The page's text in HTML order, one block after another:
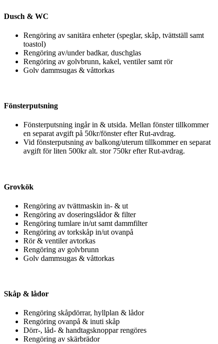
Dusch & WC
Rengöring av sanitära enheter (speglar, skåp, tvättställ samt
toastol)
Rengöring av/under badkar, duschglas
Rengöring av golvbrunn, kakel, ventiler samt rör
Golv dammsugas & våttorkas
Fönsterputsning
Fönsterputsning ingår in & utsida. Mellan fönster tillkommer
en separat avgift på 50kr/fönster efter Rut-avdrag.
Vid fönsterputsning av balkong/uterum tillkommer en separat
avgift för liten 500kr alt. stor 750kr efter Rut-avdrag.
Grovkök
Rengöring av tvättmaskin in- & ut
Rengöring av doseringslådor & filter
Rengöring tumlare in/ut samt dammfilter
Rengöring av torkskåp in/ut ovanpå
Rör & ventiler avtorkas
Rengöring av golvbrunn
Golv dammsugas & våttorkas
Skåp & lådor
Rengöring skåpdörrar, hyllplan & lådor
Rengöring ovanpå & inuti skåp
Dörr-, låd- & handtagsknoppar rengöres
Rengöring av skärbrädor